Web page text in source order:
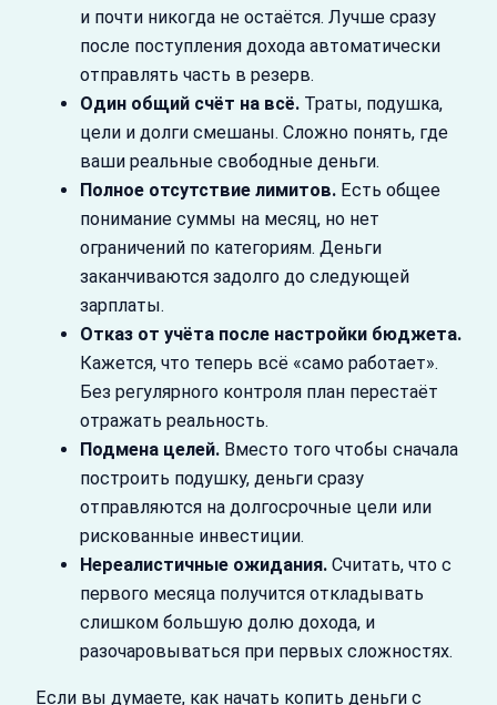
и почти никогда не остаётся. Лучше сразу
после поступления дохода автоматически
отправлять часть в резерв.
Один общий счёт на всё. Траты, подушка,
цели и долги смешаны. Сложно понять, где
ваши реальные свободные деньги.
Полное отсутствие лимитов. Есть общее
понимание суммы на месяц, но нет
ограничений по категориям. Деньги
заканчиваются задолго до следующей
зарплаты.
Отказ от учёта после настройки бюджета.
Кажется, что теперь всё «само работает».
Без регулярного контроля план перестаёт
отражать реальность.
Подмена целей. Вместо того чтобы сначала
построить подушку, деньги сразу
отправляются на долгосрочные цели или
рискованные инвестиции.
Нереалистичные ожидания. Считать, что с
первого месяца получится откладывать
слишком большую долю дохода, и
разочаровываться при первых сложностях.
Если вы думаете, как начать копить деньги с